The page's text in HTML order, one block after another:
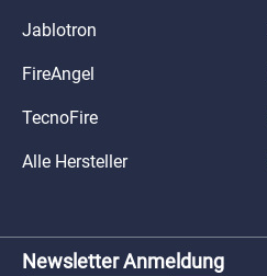
Jablotron
FireAngel
TecnoFire
Alle Hersteller
Newsletter Anmeldung